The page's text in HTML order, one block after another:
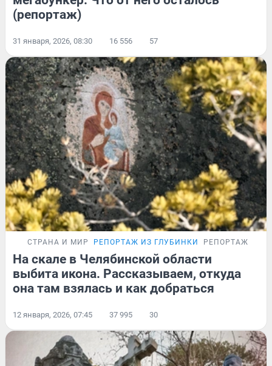
(репортаж)
31 января, 2026, 08:30 16 556 57
СТРАНА И МИР РЕПОРТАЖ ИЗ ГЛУБИНКИ РЕПОРТАЖ
На скале в Челябинской области
выбита икона. Рассказываем, откуда
она там взялась и как добраться
12 января, 2026, 07:45 37 995 30